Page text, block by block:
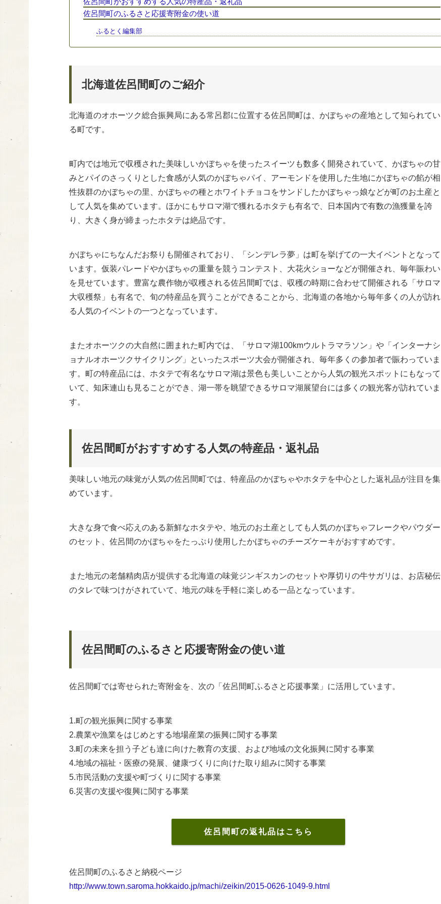
佐呂間町がおすすめする人気の特産品・返礼品
佐呂間町のふるさと応援寄附金の使い道
ふるとく編集部
北海道佐呂間町のご紹介
北海道のオホーツク総合振興局にある常呂郡に位置する佐呂間町は、かぼちゃの産地として知られてい
る町です。
町内では地元で収穫された美味しいかぼちゃを使ったスイーツも数多く開発されていて、かぼちゃの甘
みとパイのさっくりとした食感が人気のかぼちゃパイ、アーモンドを使用した生地にかぼちゃの餡が相
性抜群のかぼちゃの里、かぼちゃの種とホワイトチョコをサンドしたかぼちゃっ娘などが町のお土産と
して人気を集めています。ほかにもサロマ湖で獲れるホタテも有名で、日本国内で有数の漁獲量を誇
り、大きく身が締まったホタテは絶品です。
かぼちゃにちなんだお祭りも開催されており、「シンデレラ夢」は町を挙げての一大イベントとなって
います。仮装パレードやかぼちゃの重量を競うコンテスト、大花火ショーなどが開催され、毎年賑わい
を見せています。豊富な農作物が収穫される佐呂間町では、収穫の時期に合わせて開催される「サロマ
大収穫祭」も有名で、旬の特産品を買うことができることから、北海道の各地から毎年多くの人が訪れ
る人気のイベントの一つとなっています。
またオホーツクの大自然に囲まれた町内では、「サロマ湖100kmウルトラマラソン」や「インターナシ
ョナルオホーツクサイクリング」といったスポーツ大会が開催され、毎年多くの参加者で賑わっていま
す。町の特産品には、ホタテで有名なサロマ湖は景色も美しいことから人気の観光スポットにもなって
いて、知床連山も見ることができ、湖一帯を眺望できるサロマ湖展望台には多くの観光客が訪れていま
す。
佐呂間町がおすすめする人気の特産品・返礼品
美味しい地元の味覚が人気の佐呂間町では、特産品のかぼちゃやホタテを中心とした返礼品が注目を集
めています。
大きな身で食べ応えのある新鮮なホタテや、地元のお土産としても人気のかぼちゃフレークやパウダー
のセット、佐呂間のかぼちゃをたっぷり使用したかぼちゃのチーズケーキがおすすめです。
また地元の老舗精肉店が提供する北海道の味覚ジンギスカンのセットや厚切りの牛サガリは、お店秘伝
のタレで味つけがされていて、地元の味を手軽に楽しめる一品となっています。
佐呂間町のふるさと応援寄附金の使い道
佐呂間町では寄せられた寄附金を、次の「佐呂間町ふるさと応援事業」に活用しています。
1.町の観光振興に関する事業
2.農業や漁業をはじめとする地場産業の振興に関する事業
3.町の未来を担う子ども達に向けた教育の支援、および地域の文化振興に関する事業
4.地域の福祉・医療の発展、健康づくりに向けた取り組みに関する事業
5.市民活動の支援や町づくりに関する事業
6.災害の支援や復興に関する事業
佐呂間町の返礼品はこちら
佐呂間町のふるさと納税ページ
http://www.town.saroma.hokkaido.jp/machi/zeikin/2015-0626-1049-9.html